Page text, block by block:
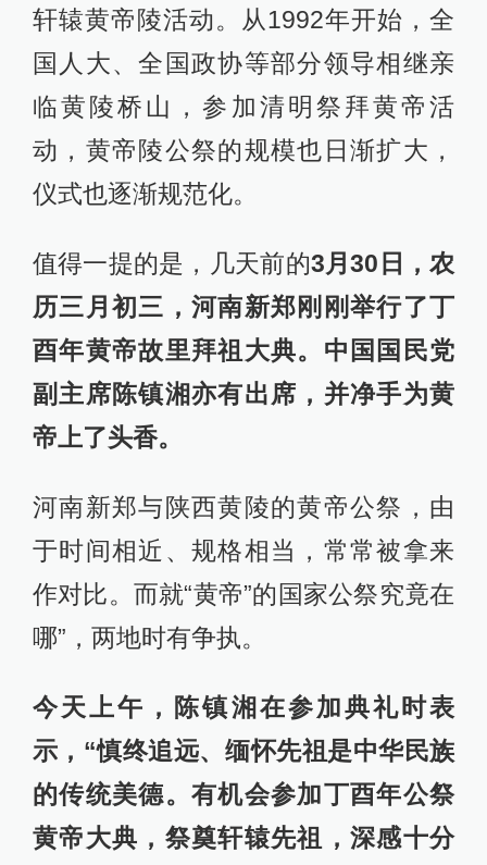
轩辕黄帝陵活动。从1992年开始，全
国人大、全国政协等部分领导相继亲
临黄陵桥山，参加清明祭拜黄帝活
动，黄帝陵公祭的规模也日渐扩大，
仪式也逐渐规范化。
值得一提的是，几天前的3月30日，农
历三月初三，河南新郑刚刚举行了丁
酉年黄帝故里拜祖大典。中国国民党
副主席陈镇湘亦有出席，并净手为黄
帝上了头香。
河南新郑与陕西黄陵的黄帝公祭，由
于时间相近、规格相当，常常被拿来
作对比。而就“黄帝”的国家公祭究竟在
哪”，两地时有争执。
今天上午，陈镇湘在参加典礼时表
示，“慎终追远、缅怀先祖是中华民族
的传统美德。有机会参加丁酉年公祭
黄帝大典，祭奠轩辕先祖，深感十分